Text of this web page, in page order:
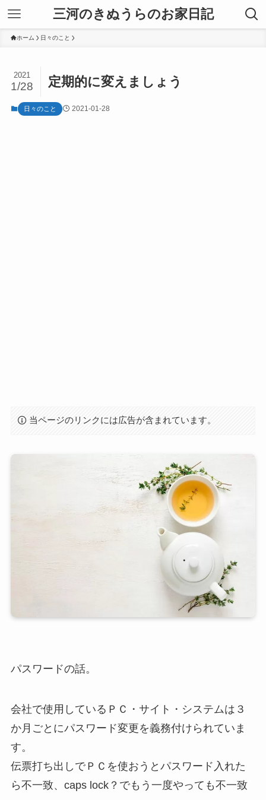
三河のきぬうらのお家日記
ホーム 日々のこと
定期的に変えましょう
2021
1/28
日々のこと 2021-01-28
当ページのリンクには広告が含まれています。
パスワードの話。
会社で使用しているＰＣ・サイト・システムは３
か月ごとにパスワード変更を義務付けられていま
す。
伝票打ち出しでＰＣを使おうとパスワード入れた
ら不一致、caps lock？でもう一度やっても不一致